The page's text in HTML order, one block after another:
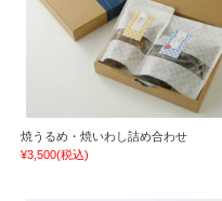
焼うるめ・焼いわし詰め合わせ
¥3,500(税込)